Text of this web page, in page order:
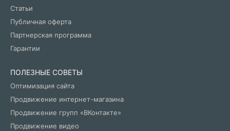
Статьи
Публичная оферта
Партнерская программа
Гарантии
ПОЛЕЗНЫЕ СОВЕТЫ
Оптимизация сайта
Продвижение интернет-магазина
Продвижение групп «ВКонтакте»
Продвижение видео